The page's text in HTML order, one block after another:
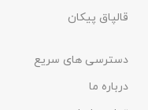
قالپاق پیکان
دسترسی های سریع
درباره ما